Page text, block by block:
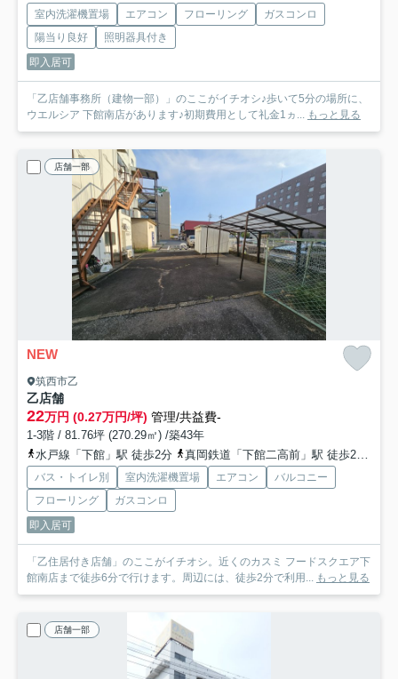
室内洗濯機置場 エアコン フローリング
ガスコンロ
陽当り良好
照明器具付き
即入居可
「乙店舗事務所（建物一部）」のここがイチオシ♪歩いて5分の場所に、
ウエルシア 下館南店があります♪初期費用として礼金1ヵ... もっと見る
店舗一部
NEW
筑西市乙
乙店舗
22万円 (0.27万円/坪) 管理/共益費-
1-3階 / 81.76坪 (270.29㎡) /築43年
水戸線「下館」駅 徒歩2分
真岡鉄道「下館二高前」駅 徒歩29分
バス・トイレ別 室内洗濯機置場 エアコン
バルコニー
フローリング
ガスコンロ
即入居可
「乙住居付き店舗」のここがイチオシ。近くのカスミ フードスクエア下
館南店まで徒歩6分で行けます。周辺には、徒歩2分で利用... もっと見る
店舗一部